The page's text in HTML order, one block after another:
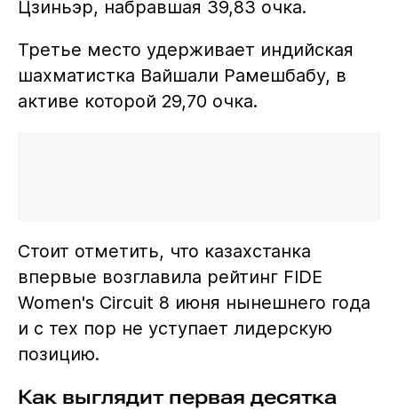
Цзиньэр, набравшая 39,83 очка.
Третье место удерживает индийская
шахматистка Вайшали Рамешбабу, в
активе которой 29,70 очка.
Стоит отметить, что казахстанка
впервые возглавила рейтинг FIDE
Women's Circuit 8 июня нынешнего года
и с тех пор не уступает лидерскую
позицию.
Как выглядит первая десятка